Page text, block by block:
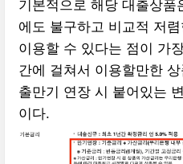
기본적으로 해당 대출상품
에도 불구하고 비교적 저
이용할 수 있다는 점이 가
간에 걸쳐서 이용할만한
출만기 연장 시 붙어있는
이다.